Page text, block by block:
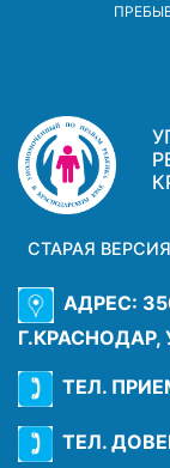
СТАРАЯ
АДРЕС:
ТЕЛ.
ТЕЛ.